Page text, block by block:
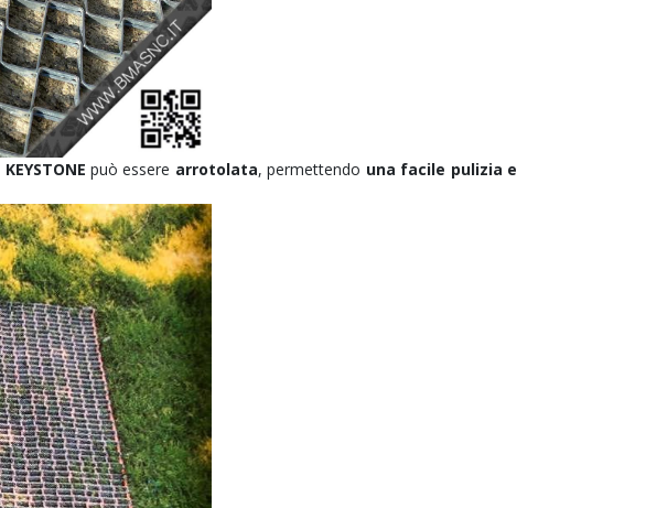
KEYSTONE può essere arrotolata, permettendo una facile pulizia e